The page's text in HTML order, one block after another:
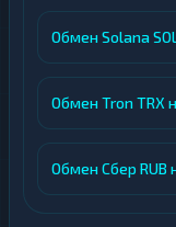
Обмен Solana
Обмен Tron TRX
Обмен Сбер RUB